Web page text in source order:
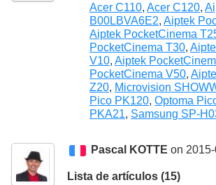
Acer C110, Acer C120,
B00LBVA6E2, Aiptek
Aiptek PocketCinema
PocketCinema T30,
V10, Aiptek
PocketCinema V50,
Z20, Microvision
Pico PK120, Optoma
PKA21, Samsung SP-
Pascal KOTTE on
Lista de artículos (15)